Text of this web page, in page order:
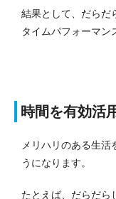
結果として、だらだ
タイムパフォーマン
時間を有効活
メリハリのある生活
うになります。
たとえば、だらだら